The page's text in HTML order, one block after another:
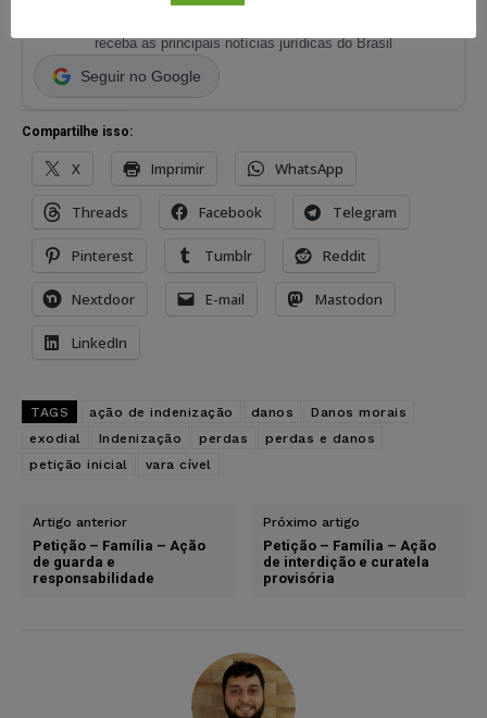
receba as principais notícias jurídicas do Brasil
Seguir no Google
Compartilhe isso:
X Imprimir WhatsApp
Threads Facebook Telegram
Pinterest Tumblr Reddit
Nextdoor E-mail Mastodon
LinkedIn
TAGS ação de indenização danos
Danos morais
exodial
Indenização perdas
perdas e danos
petição inicial
vara cível
Artigo anterior
Petição – Família – Ação
de guarda e
responsabilidade
Próximo artigo
Petição – Família – Ação
de interdição e curatela
provisória